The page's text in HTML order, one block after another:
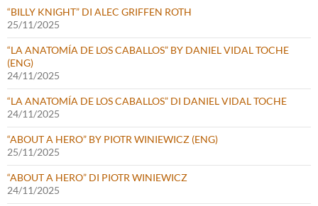
“BILLY KNIGHT” DI ALEC GRIFFEN ROTH
25/11/2025
“LA ANATOMÍA DE LOS CABALLOS” BY DANIEL VIDAL TOCHE
(ENG)
24/11/2025
“LA ANATOMÍA DE LOS CABALLOS” DI DANIEL VIDAL TOCHE
24/11/2025
“ABOUT A HERO” BY PIOTR WINIEWICZ (ENG)
25/11/2025
“ABOUT A HERO” DI PIOTR WINIEWICZ
24/11/2025